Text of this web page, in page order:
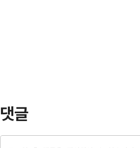
댓글